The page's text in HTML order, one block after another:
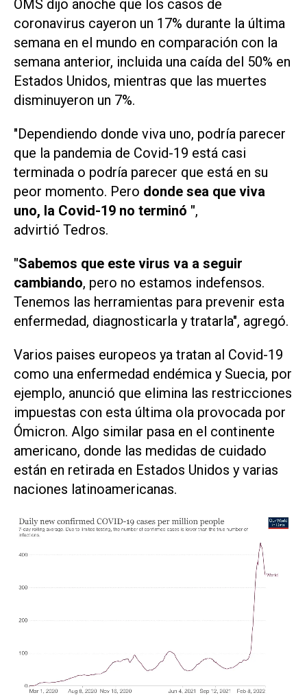
OMS dijo anoche que los casos de
coronavirus cayeron un 17% durante la última
semana en el mundo en comparación con la
semana anterior, incluida una caída del 50% en
Estados Unidos, mientras que las muertes
disminuyeron un 7%.
"Dependiendo donde viva uno, podría parecer
que la pandemia de Covid-19 está casi
terminada o podría parecer que está en su
peor momento. Pero donde sea que viva
uno, la Covid-19 no terminó ",
advirtió Tedros.
"Sabemos que este virus va a seguir
cambiando, pero no estamos indefensos.
Tenemos las herramientas para prevenir esta
enfermedad, diagnosticarla y tratarla", agregó.
Varios paises europeos ya tratan al Covid-19
como una enfermedad endémica y Suecia, por
ejemplo, anunció que elimina las restricciones
impuestas con esta última ola provocada por
Ómicron. Algo similar pasa en el continente
americano, donde las medidas de cuidado
están en retirada en Estados Unidos y varias
naciones latinoamericanas.